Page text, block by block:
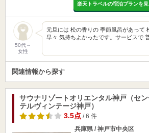
楽天トラベルの宿泊プランを見
50代～
女性
元旦には 松の香りの 季節風呂があって
早々 気持ちよかったです。サービスで
関連情報から探す
サウナリゾートオリエンタル神戸（セ
テルヴィンテージ神戸）
3.5点/ 6 件
兵庫県 / 神戸市中央区